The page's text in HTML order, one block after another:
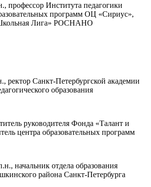
Института педагогики
программ ОЦ «Сириус»,
Лига» РОСНАНО
ректор Санкт-Петербургской академии
образования
руководителя Фонда «Талант и
центра образовательных программ
начальник отдела образования
района Санкт-Петербурга